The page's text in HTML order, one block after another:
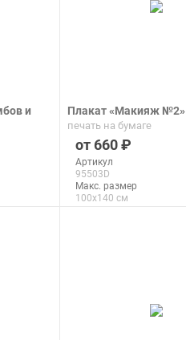
и
Плакат «Макияж №2»
печать на бумаге
660
Артикул
95503D
Макс. размер
100x140 см